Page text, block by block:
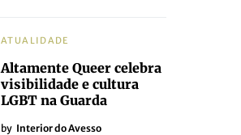
ATUALIDADE
Altamente Queer celebra
visibilidade e cultura
LGBT na Guarda
by Interior do Avesso